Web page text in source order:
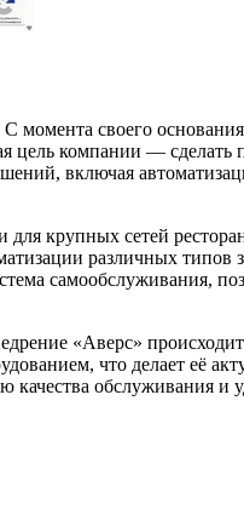
момента своего
цель компании — сделать
включая
крупных сетей
различных типов
самообслуживания,
«Аверс»
что делает её
обслуживания и